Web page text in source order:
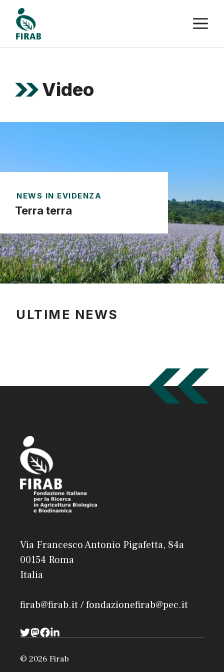
contenuto
Video
NEWS IN EVIDENZA
Terra terra
ULTIME NEWS
Via Francesco Antonio Pigafetta, 84a
00154 Roma
Italia
firab@firab.it / fondazionefirab@pec.it
© 2026 Firab